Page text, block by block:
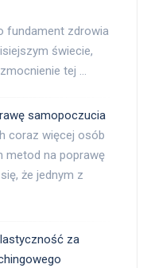
fundament zdrowia
świecie,
tej …
samopoczucia
coraz więcej osób
metod na poprawę
że jednym z
za